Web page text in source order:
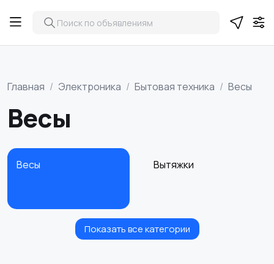
Главная Электроника Бытовая техника Весы
Весы
Весы Вытяжки
Измельчение и
Климатическая
Показать все категории